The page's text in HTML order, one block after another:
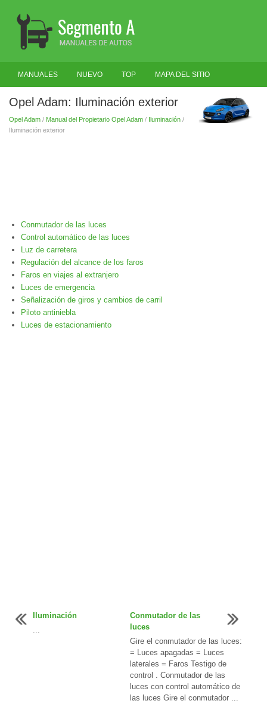
MANUALES NUEVO TOP MAPA DEL SITIO
BUSCAR
Opel Adam: Iluminación exterior
Opel Adam / Manual del Propietario Opel Adam / Iluminación /
Iluminación exterior
Conmutador de las luces
Control automático de las luces
Luz de carretera
Regulación del alcance de los faros
Faros en viajes al extranjero
Luces de emergencia
Señalización de giros y cambios de carril
Piloto antiniebla
Luces de estacionamiento
Iluminación
...
Conmutador de las
luces
Gire el conmutador de las luces:
= Luces apagadas = Luces
laterales = Faros Testigo de
control . Conmutador de las
luces con control automático de
las luces Gire el conmutador ...